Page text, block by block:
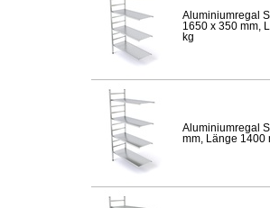
Aluminiumregal
1650 x 350 mm,
kg
Aluminiumregal
mm, Länge 1400